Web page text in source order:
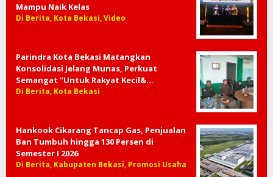
Mampu Naik Kelas
Di Berita, Kota Bekasi, Video
Parindra Kota Bekasi Matangkan
Konsolidasi Jelang Munas, Perkuat
Semangat “Untuk Rakyat Kecil&…
Di Berita, Kota Bekasi
Hankook Cikarang Tancap Gas, Penjualan
Ban Tumbuh hingga 130 Persen di
Semester I 2026
Di Berita, Kabupaten Bekasi, Promosi Usaha